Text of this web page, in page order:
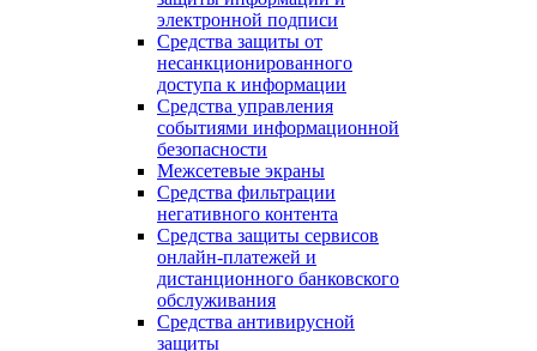
электронной подписи
Средства защиты от
несанкционированного
доступа к информации
Средства управления
событиями информационной
безопасности
Межсетевые экраны
Средства фильтрации
негативного контента
Средства защиты сервисов
онлайн-платежей и
дистанционного банковского
обслуживания
Средства антивирусной
защиты